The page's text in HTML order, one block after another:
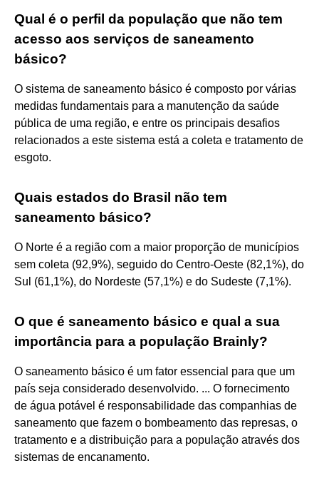
Qual é o perfil da população que não tem
acesso aos serviços de saneamento
básico?
O sistema de saneamento básico é composto por várias
medidas fundamentais para a manutenção da saúde
pública de uma região, e entre os principais desafios
relacionados a este sistema está a coleta e tratamento de
esgoto.
Quais estados do Brasil não tem
saneamento básico?
O Norte é a região com a maior proporção de municípios
sem coleta (92,9%), seguido do Centro-Oeste (82,1%), do
Sul (61,1%), do Nordeste (57,1%) e do Sudeste (7,1%).
O que é saneamento básico e qual a sua
importância para a população Brainly?
O saneamento básico é um fator essencial para que um
país seja considerado desenvolvido. ... O fornecimento
de água potável é responsabilidade das companhias de
saneamento que fazem o bombeamento das represas, o
tratamento e a distribuição para a população através dos
sistemas de encanamento.